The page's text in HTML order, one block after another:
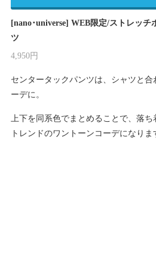
[nano･universe] WEB限定/ストレッチ
ツ
4,950円
センタータックパンツは、シャツと
ーデに。
上下を同系色でまとめることで、落ち
トレンドのワントーンコーデになりま